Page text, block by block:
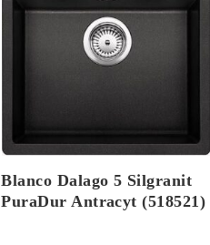
Blanco Dalago 5 Silgranit
PuraDur Antracyt (518521)